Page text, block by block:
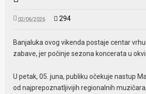
02/06/2026 294
Banjaluka ovog vikenda postaje centar
zabave, jer počinje sezona koncerata u
U petak, 05. juna, publiku očekuje nastup
od najprepoznatljivijih regionalnih